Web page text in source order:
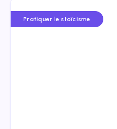
Pratiquer le stoïcisme